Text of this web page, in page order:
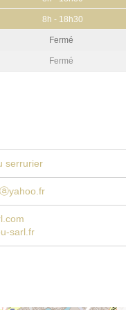
8h - 18h30
Fermé
Fermé
serrurier
sarl.fr